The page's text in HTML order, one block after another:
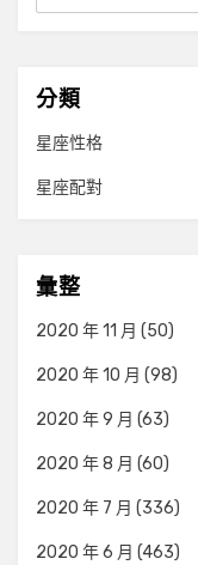
分類
星座性格
星座配對
彙整
2020 年 11 月 (50)
2020 年 10 月 (98)
2020 年 9 月 (63)
2020 年 8 月 (60)
2020 年 7 月 (336)
2020 年 6 月 (463)